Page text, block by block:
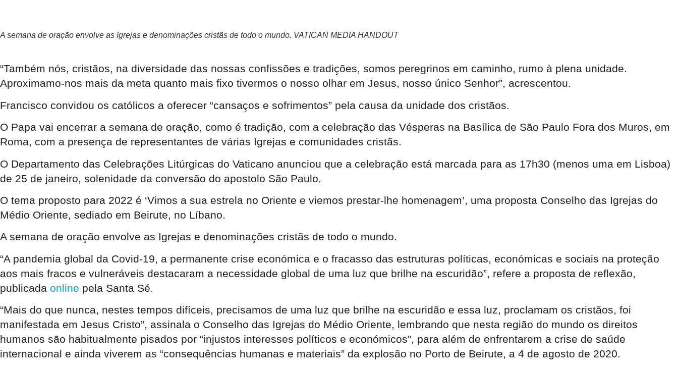
A semana de oração envolve as Igrejas e denominações cristãs de todo o mundo. VATICAN MEDIA HANDOUT
“Também nós, cristãos, na diversidade das nossas confissões e tradições, somos peregrinos em caminho, rumo à plena unidade.
Aproximamo-nos mais da meta quanto mais fixo tivermos o nosso olhar em Jesus, nosso único Senhor”, acrescentou.
Francisco convidou os católicos a oferecer “cansaços e sofrimentos” pela causa da unidade dos cristãos.
O Papa vai encerrar a semana de oração, como é tradição, com a celebração das Vésperas na Basílica de São Paulo Fora dos Muros, em
Roma, com a presença de representantes de várias Igrejas e comunidades cristãs.
O Departamento das Celebrações Litúrgicas do Vaticano anunciou que a celebração está marcada para as 17h30 (menos uma em Lisboa)
de 25 de janeiro, solenidade da conversão do apostolo São Paulo.
O tema proposto para 2022 é ‘Vimos a sua estrela no Oriente e viemos prestar-lhe homenagem’, uma proposta Conselho das Igrejas do
Médio Oriente, sediado em Beirute, no Líbano.
A semana de oração envolve as Igrejas e denominações cristãs de todo o mundo.
“A pandemia global da Covid-19, a permanente crise económica e o fracasso das estruturas políticas, económicas e sociais na proteção
aos mais fracos e vulneráveis destacaram a necessidade global de uma luz que brilhe na escuridão”, refere a proposta de reflexão,
publicada online pela Santa Sé.
“Mais do que nunca, nestes tempos difíceis, precisamos de uma luz que brilhe na escuridão e essa luz, proclamam os cristãos, foi
manifestada em Jesus Cristo”, assinala o Conselho das Igrejas do Médio Oriente, lembrando que nesta região do mundo os direitos
humanos são habitualmente pisados por “injustos interesses políticos e económicos”, para além de enfrentarem a crise de saúde
internacional e ainda viverem as “consequências humanas e materiais” da explosão no Porto de Beirute, a 4 de agosto de 2020.